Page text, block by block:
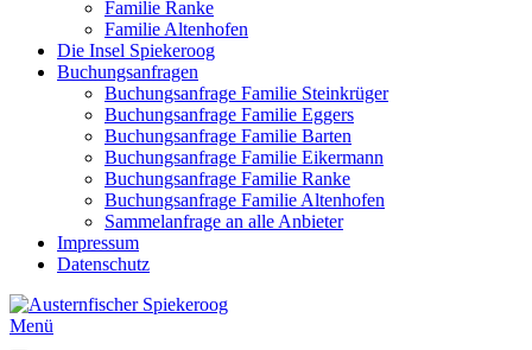
Familie Ranke
Familie Altenhofen
Die Insel Spiekeroog
Buchungsanfragen
Buchungsanfrage Familie Steinkrüger
Buchungsanfrage Familie Eggers
Buchungsanfrage Familie Barten
Buchungsanfrage Familie Eikermann
Buchungsanfrage Familie Ranke
Buchungsanfrage Familie Altenhofen
Sammelanfrage an alle Anbieter
Impressum
Datenschutz
Menü